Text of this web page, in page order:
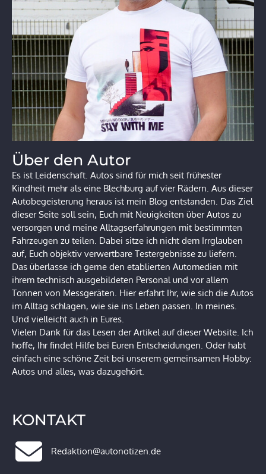
Über den Autor
Es ist Leidenschaft. Autos sind für mich seit frühester
Kindheit mehr als eine Blechburg auf vier Rädern. Aus dieser
Autobegeisterung heraus ist mein Blog entstanden. Das Ziel
dieser Seite soll sein, Euch mit Neuigkeiten über Autos zu
versorgen und meine Alltagserfahrungen mit bestimmten
Fahrzeugen zu teilen. Dabei sitze ich nicht dem Irrglauben
auf, Euch objektiv verwertbare Testergebnisse zu liefern.
Das überlasse ich gerne den etablierten Automedien mit
ihrem technisch ausgebildeten Personal und vor allem
Tonnen von Messgeräten. Hier erfahrt Ihr, wie sich die Autos
im Alltag schlagen, wie sie ins Leben passen. In meines.
Und vielleicht auch in Eures.
Vielen Dank für das Lesen der Artikel auf dieser Website. Ich
hoffe, Ihr findet Hilfe bei Euren Entscheidungen. Oder habt
einfach eine schöne Zeit bei unserem gemeinsamen Hobby:
Autos und alles, was dazugehört.
KONTAKT
Redaktion@autonotizen.de